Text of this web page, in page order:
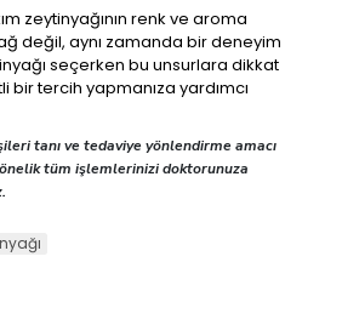
zeytinyağının renk ve aroma
değil, aynı zamanda bir deneyim
seçerken bu unsurlara dikkat
bir tercih yapmanıza yardımcı
tanı ve tedaviye yönlendirme amacı
tüm işlemlerinizi doktorunuza